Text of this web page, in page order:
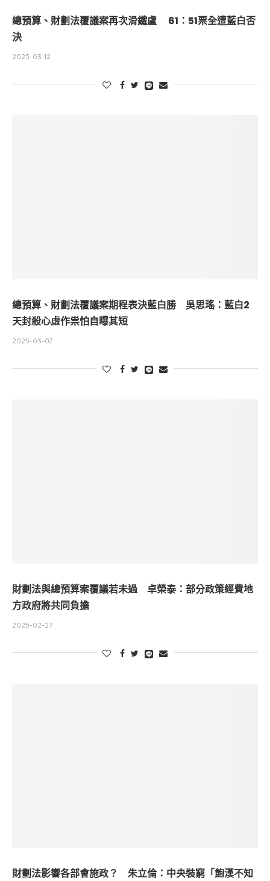
總預算、財劃法覆議案再次滑鐵盧 61：51票全遭藍白否
決
2025-03-12
總預算、財劃法覆議案期程表決藍白勝 吳思瑤：藍白2
天封殺心虛作祟怕自曝其短
2025-03-07
財劃法與總預算案覆議若未過 卓榮泰：部分政策經費地
方政府將共同負擔
2025-02-27
財劃法影響各部會施政？ 朱立倫：中央裝窮「飽漢不知